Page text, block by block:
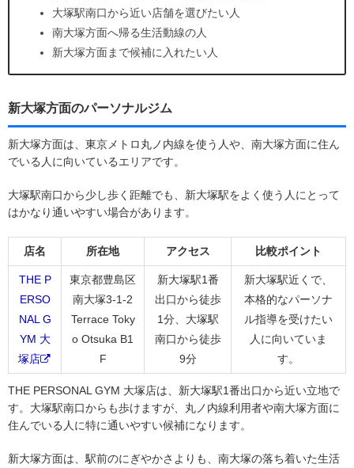
大塚駅南口から近い店舗を選びたい人
南大塚方面へ帰る生活動線の人
新大塚方面まで候補に入れたい人
新大塚方面のパーソナルジム
新大塚方面は、東京メトロ丸ノ内線を使う人や、南大塚方面に住ん
でいる人に向いているエリアです。
大塚駅南口から少し歩く距離でも、新大塚駅をよく使う人にとって
はかなり通いやすい場合があります。
店名 所在地 アクセス 比較ポイント
THE P
ERSO
NAL G
YM 大
塚店
東京都豊島区
南大塚3-1-2
Terrace Toky
o Otsuka B1
F
新大塚駅1番
出口から徒歩
1分、大塚駅
南口から徒歩
9分
新大塚駅近くで、
本格的なパーソナ
ル指導を受けたい
人に向いていま
す。
THE PERSONAL GYM 大塚店は、新大塚駅1番出口から近い立地で
す。大塚駅南口からも歩けますが、丸ノ内線利用者や南大塚方面に
住んでいる人に特に通いやすい候補になります。
新大塚方面は、駅前のにぎやかさよりも、南大塚の落ち着いた生活